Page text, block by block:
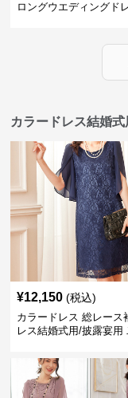
ロングウエディングド
カラードレス結婚
¥12,150 (税込)
カラードレス 総レース
レス結婚式用/披露宴用